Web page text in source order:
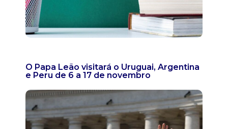
O Papa Leão visitará o Uruguai, Argentina
e Peru de 6 a 17 de novembro